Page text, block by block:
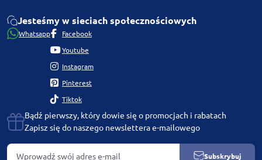
Jesteśmy w sieciach społecznościowych
Whatsapp Facebook
Youtube
Instagram
Pinterest
Tiktok
Bądź pierwszy, który dowie się o promocjach i rabatach
Zapisz się do naszego newslettera e-mailowego
Subskrybuj